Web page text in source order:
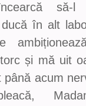
să-l
în alt
și mă uit
până acum